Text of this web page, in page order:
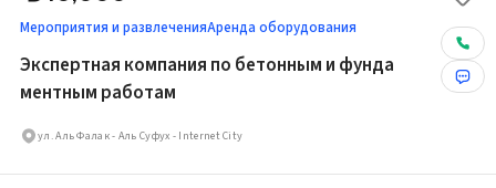
Мероприятия и развлеченияАренда оборудования
Экспертная компания по бетонным и фунда
ментным работам
ул. Аль Фалак - Аль Суфух - Internet City